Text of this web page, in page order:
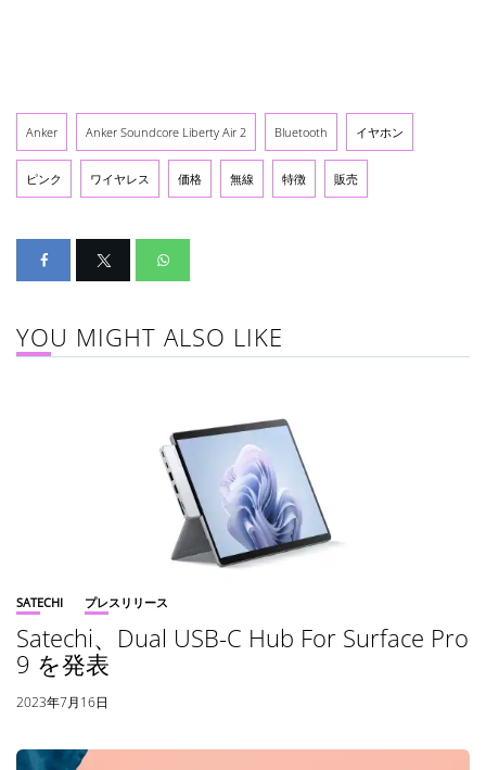
Anker Anker Soundcore Liberty Air 2 Bluetooth イヤホン
ピンク ワイヤレス 価格 無線 特徴 販売
YOU MIGHT ALSO LIKE
SATECHI プレスリリース
Satechi、Dual USB-C Hub For Surface Pro
9 を発表
2023年7月16日